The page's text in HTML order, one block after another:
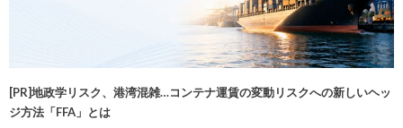
[PR]地政学リスク、港湾混雑…コンテナ運賃の変動リスクへの新しいヘッ
ジ方法「FFA」とは